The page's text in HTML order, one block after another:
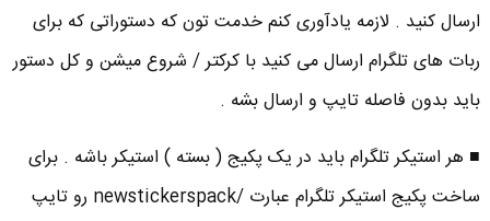
ارسال کنید . لازمه یادآوری کنم خدمت تون که دستوراتی که برای
ربات های تلگرام ارسال می کنید با کرکتر / شروع میشن و کل دستور
باید بدون فاصله تایپ و ارسال بشه .
■ هر استیکر تلگرام باید در یک پکیج ( بسته ) استیکر باشه . برای
ساخت پکیج استیکر تلگرام عبارت /newstickerspack رو تایپ